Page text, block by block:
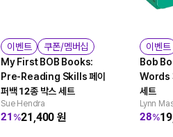
이벤트
쿠폰/멤버십
My First BOB Books:
Pre-Reading Skills 페이
퍼백 12종 박스 세트
Sue Hendra
21 %21,400원
이벤트
Bob
Words
세트
Lynn
28%